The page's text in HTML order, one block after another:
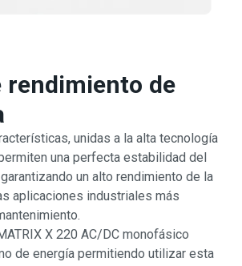
rendimiento de
unidas a la alta tecnología
una perfecta estabilidad del
un alto rendimiento de la
aplicaciones industriales más
X 220 AC/DC monofásico
de energía permitiendo utilizar esta